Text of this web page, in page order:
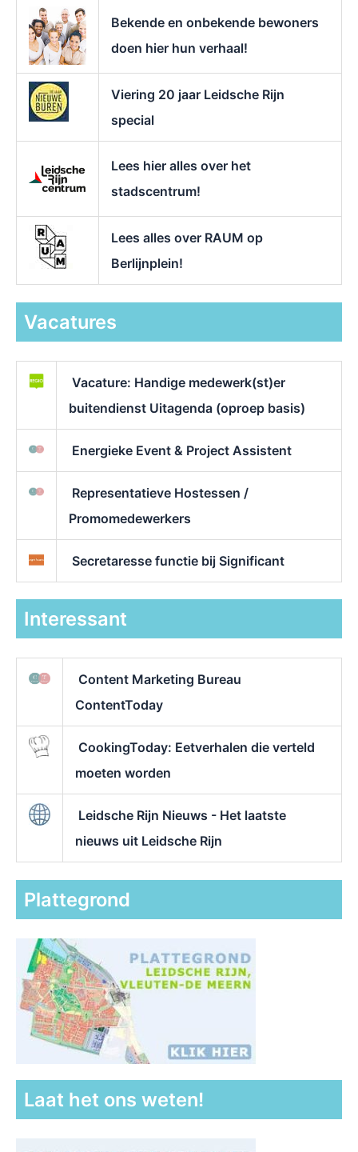
Bekende en onbekende bewoners
doen hier hun verhaal!
Viering 20 jaar Leidsche Rijn
special
Lees hier alles over het
stadscentrum!
Lees alles over RAUM op
Berlijnplein!
Vacatures
Vacature: Handige medewerk(st)er
buitendienst Uitagenda (oproep basis)
Energieke Event & Project Assistent
Representatieve Hostessen /
Promomedewerkers
Secretaresse functie bij Significant
Interessant
Content Marketing Bureau
ContentToday
CookingToday: Eetverhalen die verteld
moeten worden
Leidsche Rijn Nieuws - Het laatste
nieuws uit Leidsche Rijn
Plattegrond
Laat het ons weten!